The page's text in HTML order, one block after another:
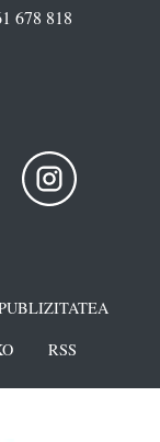
678 818
RSS